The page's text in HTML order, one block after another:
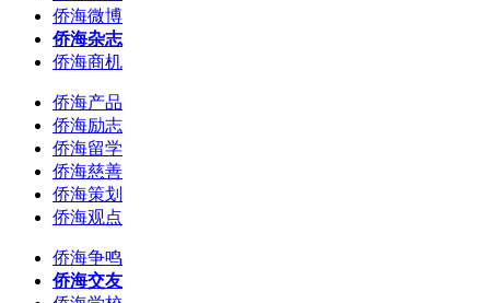
侨海微博
侨海杂志
侨海商机
侨海产品
侨海励志
侨海留学
侨海慈善
侨海策划
侨海观点
侨海争鸣
侨海交友